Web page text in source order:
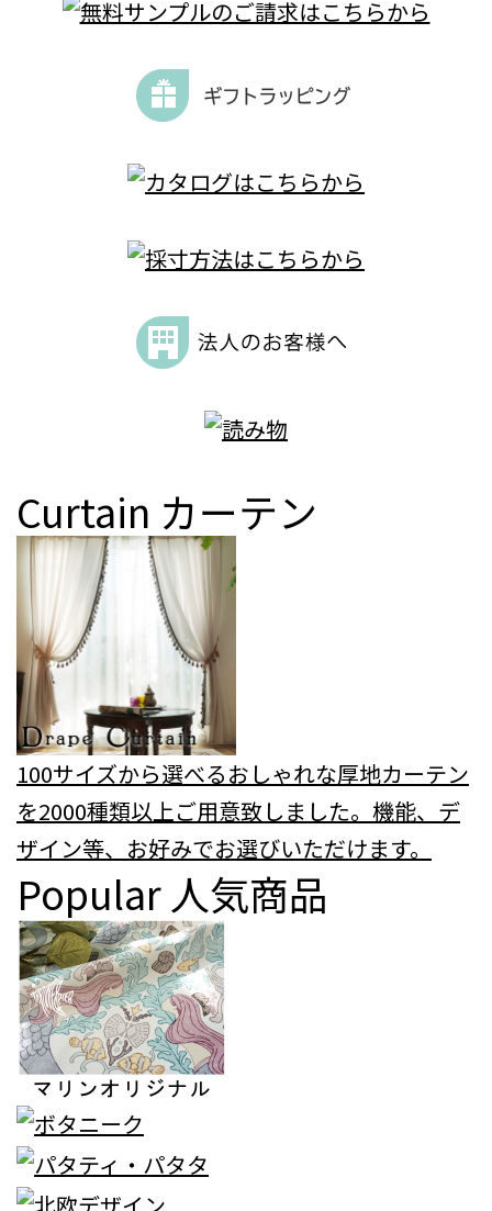
Curtain カーテン
100サイズから選べるおしゃれな厚地カーテン
を2000種類以上ご用意致しました。機能、デ
ザイン等、お好みでお選びいただけます。
Popular 人気商品